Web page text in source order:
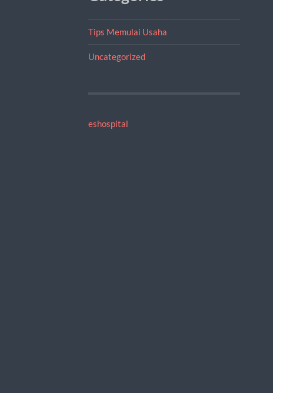
Tips Memulai Usaha
Uncategorized
eshospital